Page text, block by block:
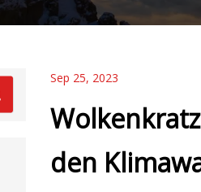
Sep 25, 2023
den